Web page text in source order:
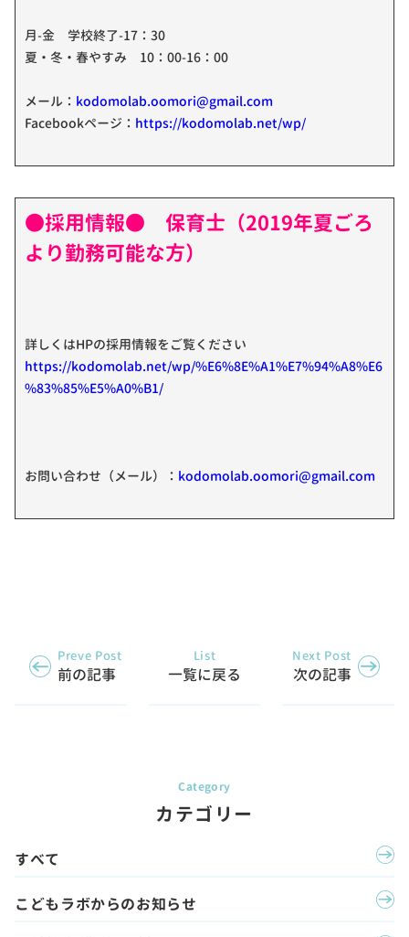
月-金 学校終了-17：30
夏・冬・春やすみ 10：00-16：00
メール： kodomolab.oomori@gmail.com
Facebookページ： https://kodomolab.net/wp/
●採用情報● 保育士（2019年夏ごろ
より勤務可能な方）
詳しくはHPの採用情報をご覧ください
https://kodomolab.net/wp/%E6%8E%A1%E7%94%A8%E6
%83%85%E5%A0%B1/
お問い合わせ（メール）： kodomolab.oomori@gmail.com
Preve Post
前の記事
List
一覧に戻る
Next Post
次の記事
カテゴリー
すべて
こどもラボからのお知らせ